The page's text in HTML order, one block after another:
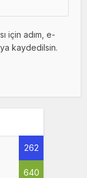
için adım, e-
kaydedilsin.
262
640